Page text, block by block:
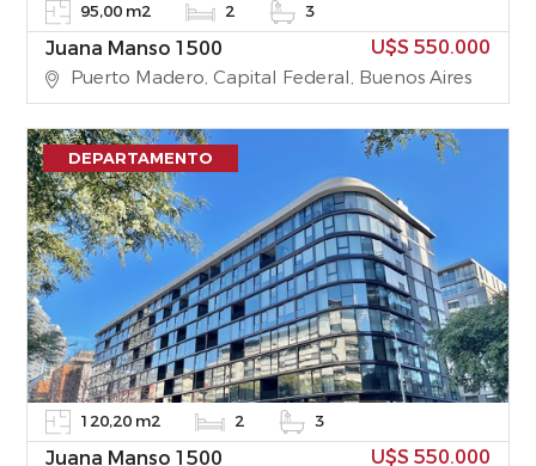
95,00 m2 2 3
Juana Manso 1500 U$S 550.000
Puerto Madero, Capital Federal, Buenos Aires
DEPARTAMENTO
120,20 m2 2 3
Juana Manso 1500 U$S 550.000